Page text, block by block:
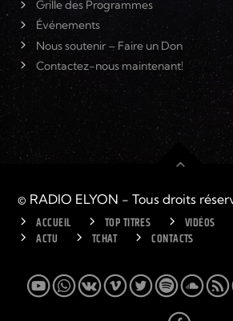
Grille des Programmes
Événements
Nous soutenir – Faire un Don
Contactez-nous maintenant!
© RADIO ELYON - Tous droits
ACCUEIL TOP TITRES VIDÉOS
ACTU
TCHAT CONTACTS